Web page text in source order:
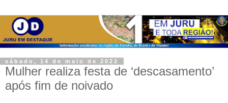
sábado, 14 de maio de 2022
Mulher realiza festa de ‘descasamento’
após fim de noivado